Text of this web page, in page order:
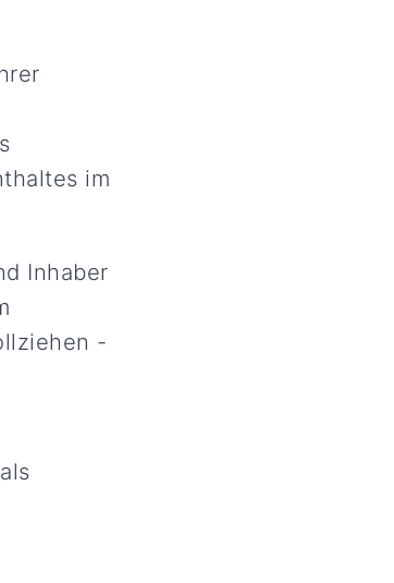
im
Inhaber
-